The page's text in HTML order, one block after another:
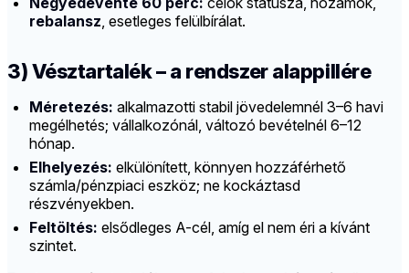
rebalansz, esetleges felülbírálat.
3) Vésztartalék – a rendszer alappillére
Méretezés: alkalmazotti stabil jövedelemnél 3–6 havi
megélhetés; vállalkozónál, változó bevételnél 6–12
hónap.
Elhelyezés: elkülönített, könnyen hozzáférhető
számla/pénzpiaci eszköz; ne kockáztasd
részvényekben.
Feltöltés: elsődleges A-cél, amíg el nem éri a kívánt
szintet.